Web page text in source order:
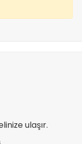
ulaşır.